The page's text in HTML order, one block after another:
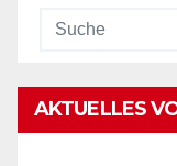
AKTUELLES